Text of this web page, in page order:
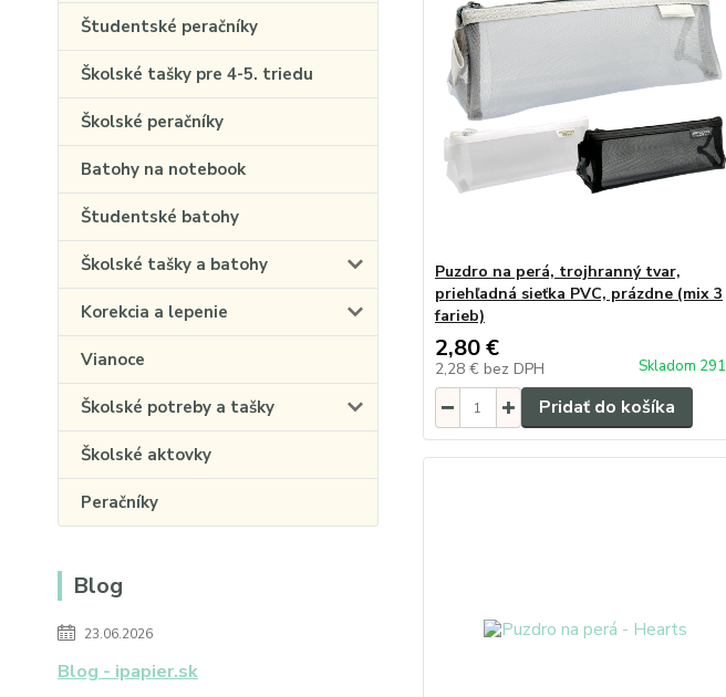
Študentské peračníky
Školské tašky pre 4-5. triedu
Školské peračníky
Batohy na notebook
Študentské batohy
Školské tašky a batohy
Korekcia a lepenie
Vianoce
Školské potreby a tašky
Školské aktovky
Peračníky
Blog
23.06.2026
Blog - ipapier.sk
Puzdro na perá, trojhranný tvar,
priehľadná sieťka PVC, prázdne (mix 3
farieb)
2,80 €
2,28 € bez DPH Skladom 291
Pridať do košíka